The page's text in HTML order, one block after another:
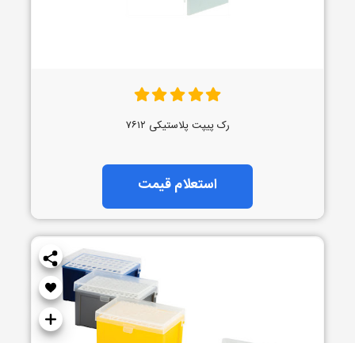
رک پیپت پلاستیکی ۷۶۱۲
استعلام قیمت